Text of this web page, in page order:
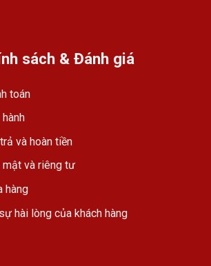
sách & Đánh giá
toán
và hoàn tiền
mật và riêng tư
hàng
hài lòng của khách hàng